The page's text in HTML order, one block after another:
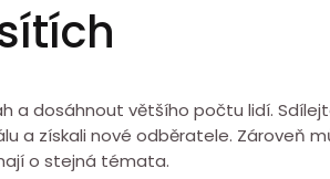
a dosáhnout většího počtu lidí.
a získali nové odběratele. Zároveň
o stejná témata.